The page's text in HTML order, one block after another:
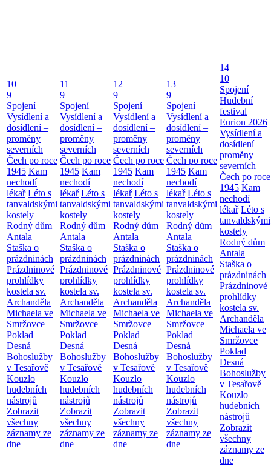
10
9
Spojení
Vysídlení a
dosídlení –
proměny
severních
Čech po roce
1945 Kam
nechodí
lékař Léto s
tanvaldskými
kostely
Rodný dům
Antala
Staška o
prázdninách
Prázdninové
prohlídky
kostela sv.
Archanděla
Michaela ve
Smržovce
Poklad
Desná
Bohoslužby
v Tesařově
Kouzlo
hudebních
nástrojů
Zobrazit
všechny
záznamy ze
dne
11
9
Spojení
Vysídlení a
dosídlení –
proměny
severních
Čech po roce
1945 Kam
nechodí
lékař Léto s
tanvaldskými
kostely
Rodný dům
Antala
Staška o
prázdninách
Prázdninové
prohlídky
kostela sv.
Archanděla
Michaela ve
Smržovce
Poklad
Desná
Bohoslužby
v Tesařově
Kouzlo
hudebních
nástrojů
Zobrazit
všechny
záznamy ze
dne
12
9
Spojení
Vysídlení a
dosídlení –
proměny
severních
Čech po roce
1945 Kam
nechodí
lékař Léto s
tanvaldskými
kostely
Rodný dům
Antala
Staška o
prázdninách
Prázdninové
prohlídky
kostela sv.
Archanděla
Michaela ve
Smržovce
Poklad
Desná
Bohoslužby
v Tesařově
Kouzlo
hudebních
nástrojů
Zobrazit
všechny
záznamy ze
dne
13
9
Spojení
Vysídlení a
dosídlení –
proměny
severních
Čech po roce
1945 Kam
nechodí
lékař Léto s
tanvaldskými
kostely
Rodný dům
Antala
Staška o
prázdninách
Prázdninové
prohlídky
kostela sv.
Archanděla
Michaela ve
Smržovce
Poklad
Desná
Bohoslužby
v Tesařově
Kouzlo
hudebních
nástrojů
Zobrazit
všechny
záznamy ze
dne
14
10
Spojení
Hudební
festival
Eurion 2026
Vysídlení a
dosídlení –
proměny
severních
Čech po roce
1945 Kam
nechodí
lékař Léto s
tanvaldskými
kostely
Rodný dům
Antala
Staška o
prázdninách
Prázdninové
prohlídky
kostela sv.
Archanděla
Michaela ve
Smržovce
Poklad
Desná
Bohoslužby
v Tesařově
Kouzlo
hudebních
nástrojů
Zobrazit
všechny
záznamy ze
dne